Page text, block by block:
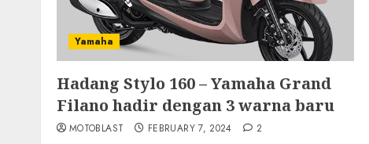
Yamaha
Hadang Stylo 160 – Yamaha Grand
Filano hadir dengan 3 warna baru
MOTOBLAST FEBRUARY 7, 2024 2